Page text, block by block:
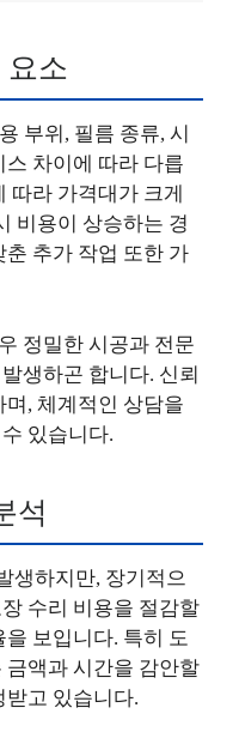
요소
부위, 필름 종류, 시
차이에 따라 다릅
따라 가격대가 크게
비용이 상승하는 경
추가 작업 또한 가
정밀한 시공과 전문
생하곤 합니다. 신뢰
, 체계적인 상담을
있습니다.
석
생하지만, 장기적으
수리 비용을 절감할
보입니다. 특히 도
금액과 시간을 감안할
받고 있습니다.